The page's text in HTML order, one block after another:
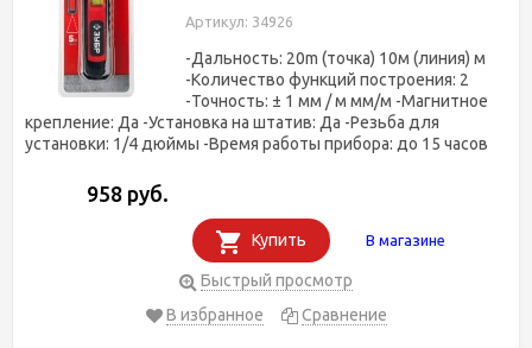
Артикул: 34926
-Дальность: 20m (точка) 10м (линия) м
-Количество функций построения: 2
-Точность: ± 1 мм / м мм/м -Магнитное
крепление: Да -Установка на штатив: Да -Резьба для
установки: 1/4 дюймы -Время работы прибора: до 15 часов
958 руб.
Купить В магазине
Быстрый просмотр
В избранное
Сравнение